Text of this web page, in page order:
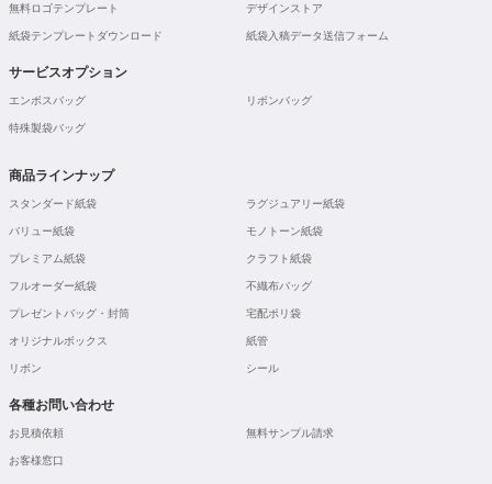
無料ロゴテンプレート デザインストア
紙袋テンプレートダウンロード 紙袋入稿データ送信フォーム
サービスオプション
エンボスバッグ リボンバッグ
特殊製袋バッグ
商品ラインナップ
スタンダード紙袋 ラグジュアリー紙袋
バリュー紙袋 モノトーン紙袋
プレミアム紙袋 クラフト紙袋
フルオーダー紙袋 不織布バッグ
プレゼントバッグ・封筒 宅配ポリ袋
オリジナルボックス 紙管
リボン シール
各種お問い合わせ
お見積依頼 無料サンプル請求
お客様窓口